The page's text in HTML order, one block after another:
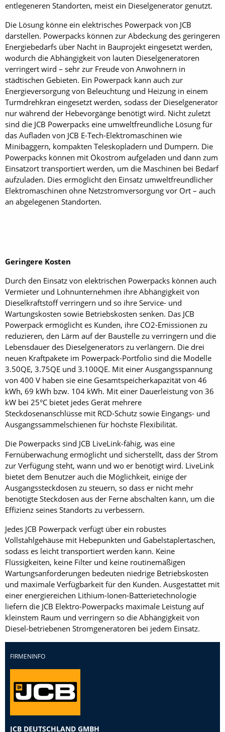
entlegeneren Standorten, meist ein Dieselgenerator genutzt.
Die Lösung könne ein elektrisches Powerpack von JCB
darstellen. Powerpacks können zur Abdeckung des geringeren
Energiebedarfs über Nacht in Bauprojekt eingesetzt werden,
wodurch die Abhängigkeit von lauten Dieselgeneratoren
verringert wird – sehr zur Freude von Anwohnern in
städtischen Gebieten. Ein Powerpack kann auch zur
Energieversorgung von Beleuchtung und Heizung in einem
Turmdrehkran eingesetzt werden, sodass der Dieselgenerator
nur während der Hebevorgänge benötigt wird. Nicht zuletzt
sind die JCB Powerpacks eine umweltfreundliche Lösung für
das Aufladen von JCB E-Tech-Elektromaschinen wie
Minibaggern, kompakten Teleskopladern und Dumpern. Die
Powerpacks können mit Ökostrom aufgeladen und dann zum
Einsatzort transportiert werden, um die Maschinen bei Bedarf
aufzuladen. Dies ermöglicht den Einsatz umweltfreundlicher
Elektromaschinen ohne Netzstromversorgung vor Ort – auch
an abgelegenen Standorten.
Geringere Kosten
Durch den Einsatz von elektrischen Powerpacks können auch
Vermieter und Lohnunternehmen ihre Abhängigkeit von
Dieselkraftstoff verringern und so ihre Service- und
Wartungskosten sowie Betriebskosten senken. Das JCB
Powerpack ermöglicht es Kunden, ihre CO2-Emissionen zu
reduzieren, den Lärm auf der Baustelle zu verringern und die
Lebensdauer des Dieselgenerators zu verlängern. Die drei
neuen Kraftpakete im Powerpack-Portfolio sind die Modelle
3.50QE, 3.75QE und 3.100QE. Mit einer Ausgangsspannung
von 400 V haben sie eine Gesamtspeicherkapazität von 46
kWh, 69 kWh bzw. 104 kWh. Mit einer Dauerleistung von 36
kW bei 25°C bietet jedes Gerät mehrere
Steckdosenanschlüsse mit RCD-Schutz sowie Eingangs- und
Ausgangssammelschienen für höchste Flexibilität.
Die Powerpacks sind JCB LiveLink-fähig, was eine
Fernüberwachung ermöglicht und sicherstellt, dass der Strom
zur Verfügung steht, wann und wo er benötigt wird. LiveLink
bietet dem Benutzer auch die Möglichkeit, einige der
Ausgangssteckdosen zu steuern, so dass er nicht mehr
benötigte Steckdosen aus der Ferne abschalten kann, um die
Effizienz seines Standorts zu verbessern.
Jedes JCB Powerpack verfügt über ein robustes
Vollstahlgehäuse mit Hebepunkten und Gabelstaplertaschen,
sodass es leicht transportiert werden kann. Keine
Flüssigkeiten, keine Filter und keine routinemäßigen
Wartungsanforderungen bedeuten niedrige Betriebskosten
und maximale Verfügbarkeit für den Kunden. Ausgestattet mit
einer energiereichen Lithium-Ionen-Batterietechnologie
liefern die JCB Elektro-Powerpacks maximale Leistung auf
kleinstem Raum und verringern so die Abhängigkeit von
Diesel-betriebenen Stromgeneratoren bei jedem Einsatz.
FIRMENINFO
JCB DEUTSCHLAND GMBH